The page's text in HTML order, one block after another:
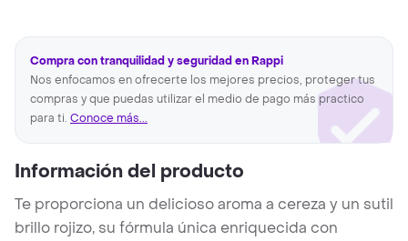
Compra con tranquilidad y seguridad en Rappi
Nos enfocamos en ofrecerte los mejores precios, proteger tus
compras y que puedas utilizar el medio de pago más practico
para ti. Conoce más...
Información del producto
Te proporciona un delicioso aroma a cereza y un sutil
brillo rojizo, su fórmula única enriquecida con